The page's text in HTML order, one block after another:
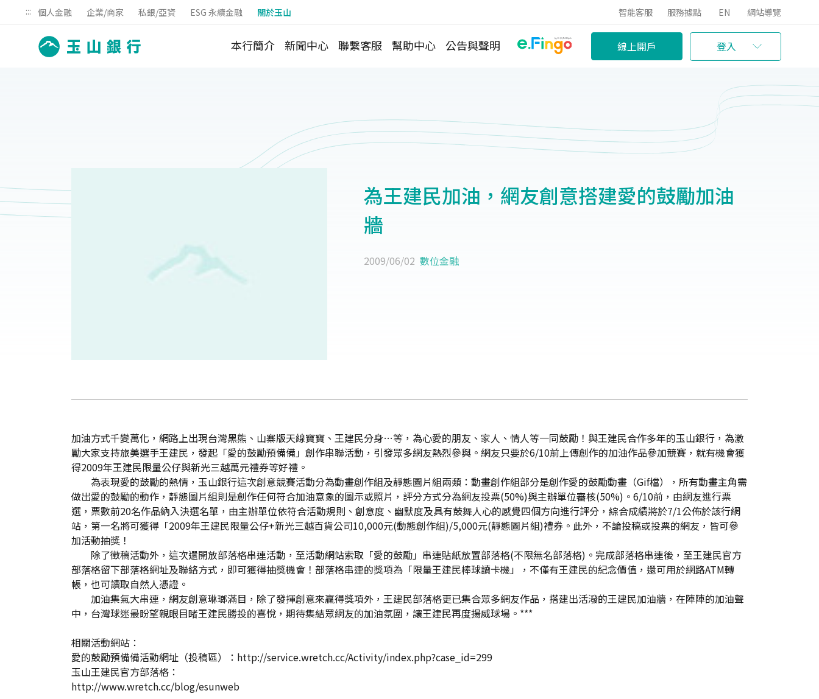
::: 個人金融 企業/商家 私銀/亞資 ESG 永續金融 關於玉山 智能客服 服務據點 EN 網站導覽
本行簡介 新聞中心 聯繫客服 幫助中心 公告與聲明 線上開戶 登入
為王建民加油，網友創意搭建愛的鼓勵加油
牆
2009/06/02 數位金融
加油方式千變萬化，網路上出現台灣黑熊、山寨版天線寶寶、王建民分身…等，為心愛的朋友、家人、情人等一同鼓勵！與王建民合作多年的玉山銀行，為激
勵大家支持旅美選手王建民，發起「愛的鼓勵預備備」創作串聯活動，引發眾多網友熱烈參與。網友只要於6/10前上傳創作的加油作品參加競賽，就有機會獲
得2009年王建民限量公仔與新光三越萬元禮券等好禮。
為表現愛的鼓勵的熱情，玉山銀行這次創意競賽活動分為動畫創作組及靜態圖片組兩類：動畫創作組部分是創作愛的鼓勵動畫（Gif檔），所有動畫主角需
做出愛的鼓勵的動作，靜態圖片組則是創作任何符合加油意象的圖示或照片，評分方式分為網友投票(50%)與主辦單位審核(50%)。6/10前，由網友進行票
選，票數前20名作品納入決選名單，由主辦單位依符合活動規則、創意度、幽默度及具有鼓舞人心的感覺四個方向進行評分，綜合成績將於7/1公佈於該行網
站，第一名將可獲得「2009年王建民限量公仔+新光三越百貨公司10,000元(動態創作組)/5,000元(靜態圖片組)禮券。此外，不論投稿或投票的網友，皆可參
加活動抽獎！
除了徵稿活動外，這次還開放部落格串連活動，至活動網站索取「愛的鼓勵」串連貼紙放置部落格(不限無名部落格)。完成部落格串連後，至王建民官方
部落格留下部落格網址及聯絡方式，即可獲得抽獎機會！部落格串連的獎項為「限量王建民棒球讀卡機」，不僅有王建民的紀念價值，還可用於網路ATM轉
帳，也可讀取自然人憑證。
加油集氣大串連，網友創意琳瑯滿目，除了發揮創意來贏得獎項外，王建民部落格更已集合眾多網友作品，搭建出活潑的王建民加油牆，在陣陣的加油聲
中，台灣球迷最盼望親眼目睹王建民勝投的喜悅，期待集結眾網友的加油氛圍，讓王建民再度揚威球場。***
相關活動網站：
愛的鼓勵預備備活動網址（投稿區）：http://service.wretch.cc/Activity/index.php?case_id=299
玉山王建民官方部落格：
http://www.wretch.cc/blog/esunweb